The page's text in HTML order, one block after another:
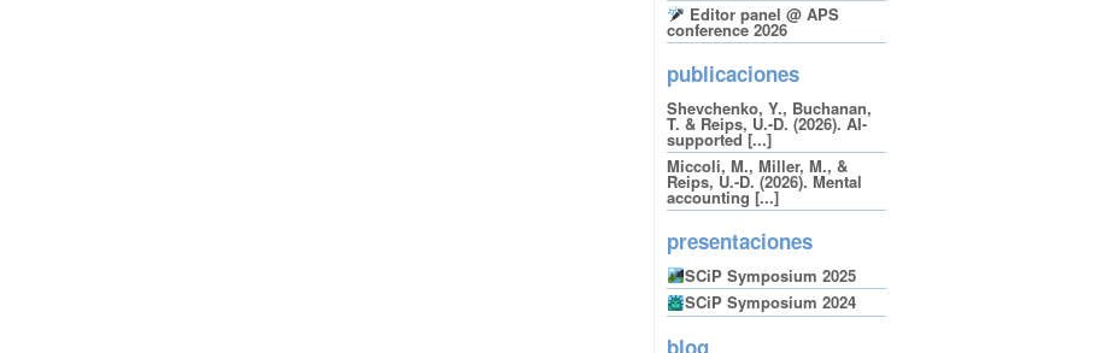
Editor panel @ APS
conference 2026
publicaciones
Shevchenko, Y., Buchanan,
T. & Reips, U.-D. (2026). AI-
supported [...]
Miccoli, M., Miller, M., &
Reips, U.-D. (2026). Mental
accounting [...]
presentaciones
SCiP Symposium 2025
SCiP Symposium 2024
blog